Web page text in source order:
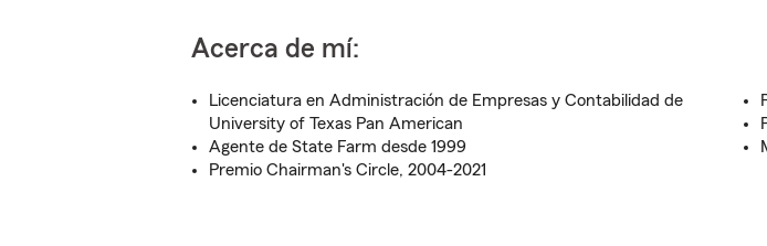
Acerca de mí:
Licenciatura en Administración de Empresas y Contabilidad de
University of Texas Pan American
Agente de State Farm desde 1999
Premio Chairman's Circle, 2004-2021